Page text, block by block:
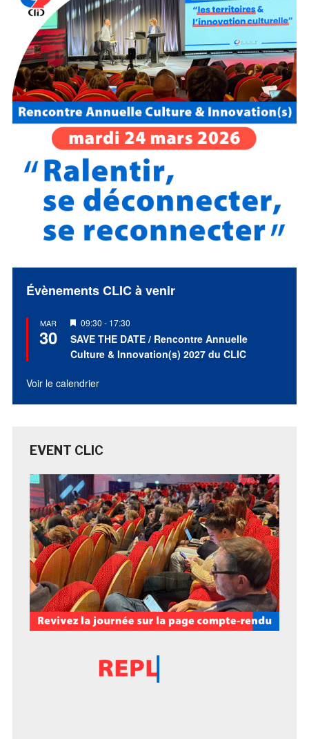
Évènements CLIC à venir
MAR
30
Mis
en
avant
09:30 - 17:30
SAVE THE DATE / Rencontre Annuelle
Culture & Innovation(s) 2027 du CLIC
Voir le calendrier
EVENT CLIC